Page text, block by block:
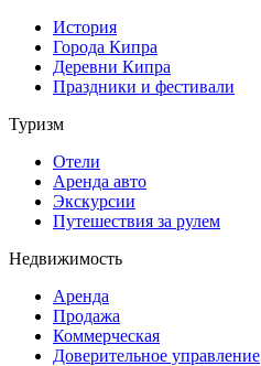
История
Города Кипра
Деревни Кипра
Праздники и фестивали
Туризм
Отели
Аренда авто
Экскурсии
Путешествия за рулем
Недвижимость
Аренда
Продажа
Коммерческая
Доверительное управление